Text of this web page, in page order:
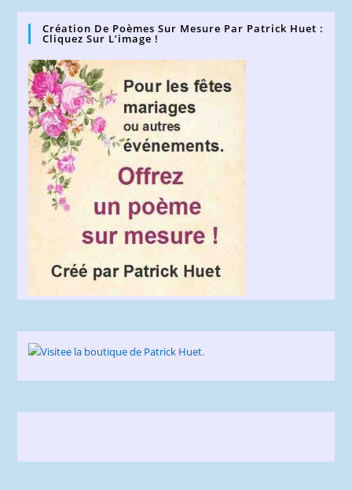
Création De Poèmes Sur Mesure Par Patrick Huet :
Cliquez Sur L’image !